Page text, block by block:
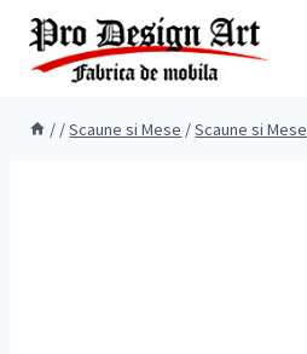
Skip
content
/ /Scaune si Mese /Scaune si Mese